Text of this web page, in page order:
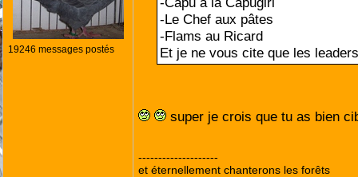
19246 messages postés
-Le Chef aux pâtes
-Flams au Ricard
Et je ne vous cite que les
super je crois que tu as bien
--------------------
et éternellement chanterons les forêts